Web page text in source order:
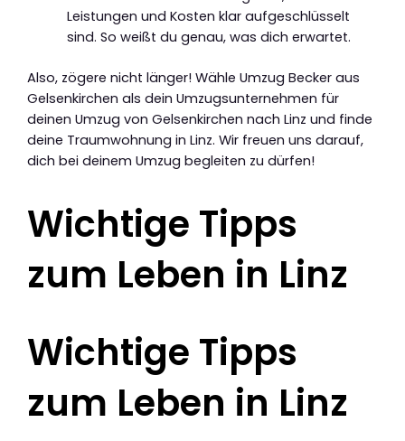
Leistungen und Kosten klar aufgeschlüsselt
sind. So weißt du genau, was dich erwartet.
Also, zögere nicht länger! Wähle Umzug Becker aus
Gelsenkirchen als dein Umzugsunternehmen für
deinen Umzug von Gelsenkirchen nach Linz und finde
deine Traumwohnung in Linz. Wir freuen uns darauf,
dich bei deinem Umzug begleiten zu dürfen!
Wichtige Tipps
zum Leben in Linz
Wichtige Tipps
zum Leben in Linz